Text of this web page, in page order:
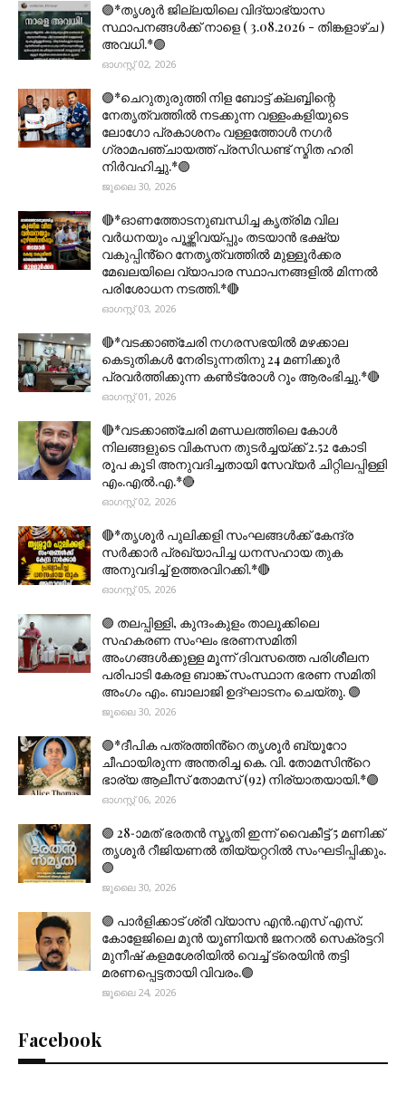
🟣*തൃശൂര്‍ ജില്ലയിലെ വിദ്യാഭ്യാസ
സ്ഥാപനങ്ങൾക്ക് നാളെ ( 3.08.2026 - തിങ്കളാഴ്ച )
അവധി.*🟣
ഓഗസ്റ്റ് 02, 2026
🟣*ചെറുതുരുത്തി നിള ബോട്ട് ക്ലബ്ബിന്റെ
നേതൃത്വത്തിൽ നടക്കുന്ന വള്ളംകളിയുടെ
ലോഗോ പ്രകാശനം വള്ളത്തോൾ നഗർ
ഗ്രാമപഞ്ചായത്ത് പ്രസിഡണ്ട് സ്മിത ഹരി
നിർവഹിച്ചു.*🟣
ജൂലൈ 30, 2026
🔴*ഓണത്തോടനുബന്ധിച്ച കൃത്രിമ വില
വർധനയും പൂഴ്ത്തിവയ്പ്പും തടയാൻ ഭക്ഷ്യ
വകുപ്പിൻ്റെ നേതൃത്വത്തിൽ മുള്ളൂർക്കര
മേഖലയിലെ വ്യാപാര സ്ഥാപനങ്ങളിൽ മിന്നൽ
പരിശോധന നടത്തി.*🔴
ഓഗസ്റ്റ് 03, 2026
🔴*വടക്കാഞ്ചേരി നഗരസഭയിൽ മഴക്കാല
കെടുതികൾ നേരിടുന്നതിനു 24 മണിക്കൂർ
പ്രവർത്തിക്കുന്ന കൺട്രോൾ റൂം ആരംഭിച്ചു.*🔴
ഓഗസ്റ്റ് 01, 2026
🔴*വടക്കാഞ്ചേരി മണ്ഡലത്തിലെ കോൾ
നിലങ്ങളുടെ വികസന തുടർച്ചയ്ക്ക് 2.52 കോടി
രൂപ കൂടി അനുവദിച്ചതായി സേവ്യർ ചിറ്റിലപ്പിള്ളി
എം.എൽ.എ.*🔴
ഓഗസ്റ്റ് 02, 2026
🔴*തൃശൂര്‍ പുലിക്കളി സംഘങ്ങള്‍ക്ക് കേന്ദ്ര
സര്‍ക്കാര്‍ പ്രഖ്യാപിച്ച ധനസഹായ തുക
അനുവദിച്ച് ഉത്തരവിറക്കി.*🔴
ഓഗസ്റ്റ് 05, 2026
🟣 തലപ്പിള്ളി, കുന്ദംകുളം താലൂക്കിലെ
സഹകരണ സംഘം ഭരണസമിതി
അംഗങ്ങൾക്കുള്ള മൂന്ന് ദിവസത്തെ പരിശീലന
പരിപാടി കേരള ബാങ്ക് സംസ്ഥാന ഭരണ സമിതി
അംഗം എം. ബാലാജി ഉദ്ഘാടനം ചെയ്തു. 🟣
ജൂലൈ 30, 2026
🟣*ദീപിക പത്രത്തിൻ്റെ തൃശൂർ ബ്യൂറോ
ചീഫായിരുന്ന അന്തരിച്ച കെ. വി. തോമസിൻ്റെ
ഭാര്യ ആലീസ് തോമസ് (92) നിര്യാതയായി.*🟣
ഓഗസ്റ്റ് 06, 2026
🟣 28-ാമത് ഭരതൻ സ്മൃതി ഇന്ന് വൈകീട്ട് 5 മണിക്ക്
തൃശൂർ റീജിയണൽ തിയ്യറ്ററിൽ സംഘടിപ്പിക്കും.
🟣
ജൂലൈ 30, 2026
🟣 പാർളിക്കാട് ശ്രീ വ്യാസ എൻ.എസ് എസ്.
കോളേജിലെ മുൻ യൂണിയൻ ജനറൽ സെക്രട്ടറി
മുനീഷ് കളമശേരിയിൽ വെച്ച് ട്രെയിൻ തട്ടി
മരണപ്പെട്ടതായി വിവരം.🟣
ജൂലൈ 24, 2026
Facebook